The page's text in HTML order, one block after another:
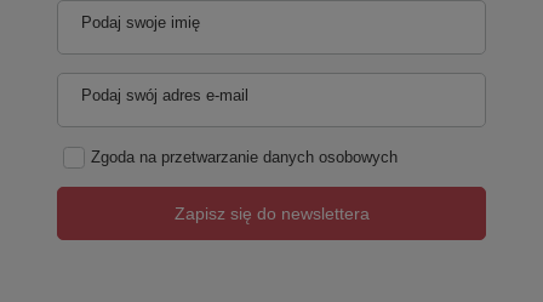
Podaj swoje imię
Podaj swój adres e-mail
Zgoda na przetwarzanie danych osobowych
Zapisz się do newslettera